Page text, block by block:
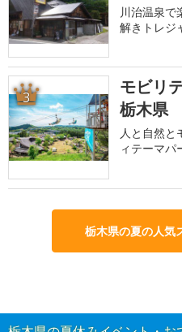
川治温泉で
解きトレジ
3
モビリ
栃木県
人と自然と
ィテーマパ
栃木県の夏の人気